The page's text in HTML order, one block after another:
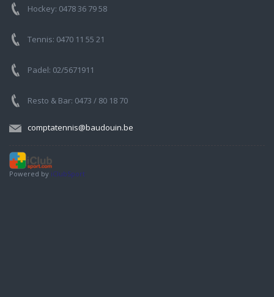
Hockey: 0478 36 79 58
Tennis: 0470 11 55 21
Padel: 02/5671911
Resto & Bar: 0473 / 80 18 70
comptatennis@baudouin.be
Powered by iClubSport